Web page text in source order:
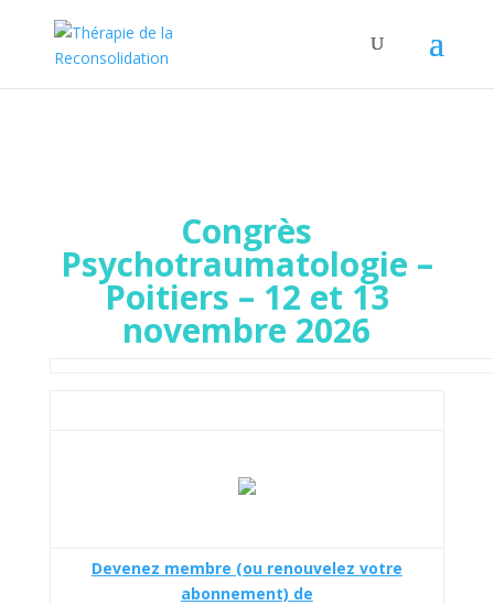
Congrès
Psychotraumatologie –
Poitiers – 12 et 13
novembre 2026
Devenez membre (ou renouvelez votre
abonnement) de